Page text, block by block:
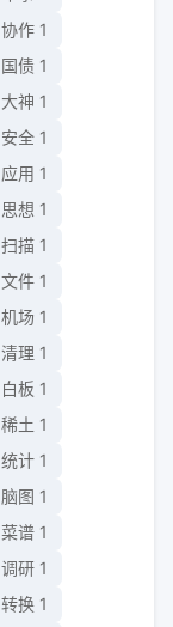
协作 1
国债 1
大神 1
安全 1
应用 1
思想 1
扫描 1
文件 1
机场 1
清理 1
白板 1
稀土 1
统计 1
脑图 1
菜谱 1
调研 1
转换 1